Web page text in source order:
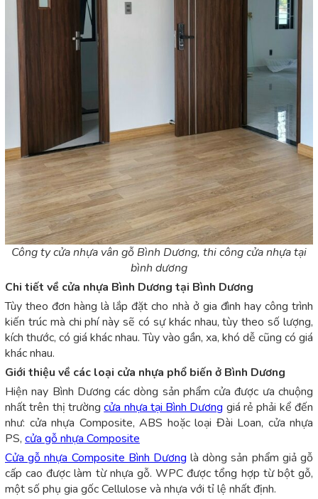
Công ty cửa nhựa vân gỗ Bình Dương, thi công cửa nhựa tại
bình dương
Chi tiết về cửa nhựa Bình Dương tại Bình Dương
Tùy theo đơn hàng là lắp đặt cho nhà ở gia đình hay công trình
kiến trúc mà chi phí này sẽ có sự khác nhau, tùy theo số lượng,
kích thước, có giá khác nhau. Tùy vào gần, xa, khó dễ cũng có giá
khác nhau.
Giới thiệu về các loại cửa nhựa phổ biến ở Bình Dương
Hiện nay Bình Dương các dòng sản phẩm cửa được ưa chuộng
nhất trên thị trườngcửa nhựa tại Bình Dương giá rẻ phải kể đến
như: cửa nhựa Composite, ABS hoặc loại Đài Loan, cửa nhựa
PS, cửa gỗ nhựa Composite
Cửa gỗ nhựa Composite Bình Dương là dòng sản phẩm giả gỗ
cấp cao được làm từ nhựa gỗ. WPC được tổng hợp từ bột gỗ,
một số phụ gia gốc Cellulose và nhựa với tỉ lệ nhất định.